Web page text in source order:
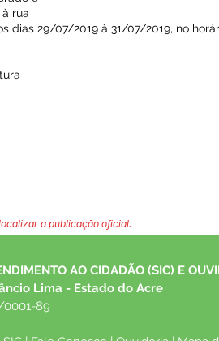
rua
dias 29/07/2019 à 31/07/2019, no
a publicação oficial.
AO CIDADÃO (SIC) E
Lima - Estado do Acre
0001-89